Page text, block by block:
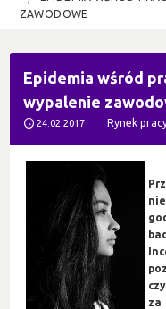
ZAWODOWE
Epidemia wśród
wypalenie
24.02.2017 Rynek
za